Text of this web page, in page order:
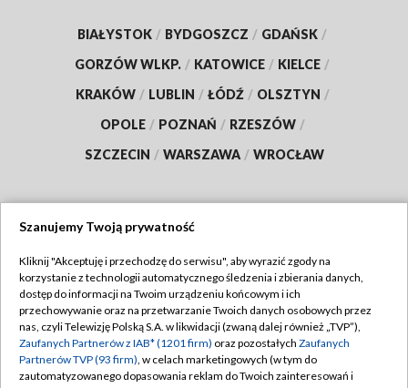
BIAŁYSTOK / BYDGOSZCZ / GDAŃSK /
GORZÓW WLKP. / KATOWICE / KIELCE /
KRAKÓW / LUBLIN / ŁÓDŹ / OLSZTYN /
OPOLE / POZNAŃ / RZESZÓW /
SZCZECIN / WARSZAWA / WROCŁAW
TVP
Abonament TVP
Emisja w TVP
Centrum informacji TVP
Regulamin TVP
Polityka prywatności
Moje zgody
Szanujemy Twoją prywatność
Kliknij "Akceptuję i przechodzę do serwisu", aby wyrazić zgody na
korzystanie z technologii automatycznego śledzenia i zbierania danych,
dostęp do informacji na Twoim urządzeniu końcowym i ich
przechowywanie oraz na przetwarzanie Twoich danych osobowych przez
nas, czyli Telewizję Polską S.A. w likwidacji (zwaną dalej również „TVP”),
Zaufanych Partnerów z IAB* (1201 firm) oraz pozostałych Zaufanych
Partnerów TVP (93 firm), w celach marketingowych (w tym do
zautomatyzowanego dopasowania reklam do Twoich zainteresowań i